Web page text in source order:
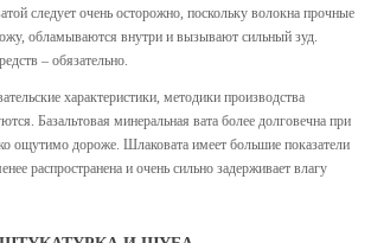
следует очень осторожно, поскольку волокна прочные
обламываются внутри и вызывают сильный зуд.
– обязательно.
характеристики, методики производства
Базальтовая минеральная вата более долговечна при
ощутимо дороже. Шлаковата имеет большие показатели
распространена и очень сильно задерживает влагу